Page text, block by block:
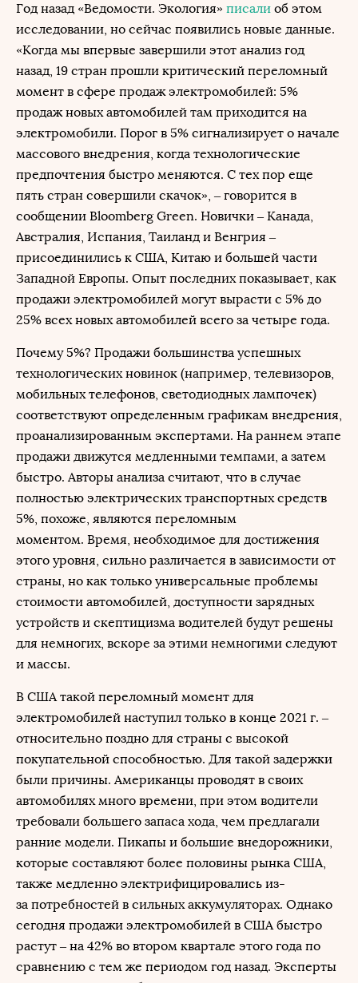
Год назад «Ведомости. Экология» писали об этом
исследовании, но сейчас появились новые данные.
«Когда мы впервые завершили этот анализ год
назад, 19 стран прошли критический переломный
момент в сфере продаж электромобилей: 5%
продаж новых автомобилей там приходится на
электромобили. Порог в 5% сигнализирует о начале
массового внедрения, когда технологические
предпочтения быстро меняются. С тех пор еще
пять стран совершили скачок», – говорится в
сообщении Bloomberg Green. Новички – Канада,
Австралия, Испания, Таиланд и Венгрия –
присоединились к США, Китаю и большей части
Западной Европы. Опыт последних показывает, как
продажи электромобилей могут вырасти с 5% до
25% всех новых автомобилей всего за четыре года.
Почему 5%? Продажи большинства успешных
технологических новинок (например, телевизоров,
мобильных телефонов, светодиодных лампочек)
соответствуют определенным графикам внедрения,
проанализированным экспертами. На раннем этапе
продажи движутся медленными темпами, а затем
быстро. Авторы анализа считают, что в случае
полностью электрических транспортных средств
5%, похоже, являются переломным
моментом. Время, необходимое для достижения
этого уровня, сильно различается в зависимости от
страны, но как только универсальные проблемы
стоимости автомобилей, доступности зарядных
устройств и скептицизма водителей будут решены
для немногих, вскоре за этими немногими следуют
и массы.
В США такой переломный момент для
электромобилей наступил только в конце 2021 г. –
относительно поздно для страны с высокой
покупательной способностью. Для такой задержки
были причины. Американцы проводят в своих
автомобилях много времени, при этом водители
требовали большего запаса хода, чем предлагали
ранние модели. Пикапы и большие внедорожники,
которые составляют более половины рынка США,
также медленно электрифицировались из-
за потребностей в сильных аккумуляторах. Однако
сегодня продажи электромобилей в США быстро
растут – на 42% во втором квартале этого года по
сравнению с тем же периодом год назад. Эксперты